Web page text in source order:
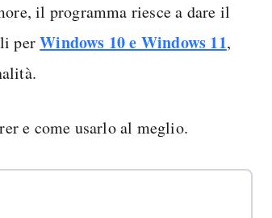
il programma riesce a dare il
perWindows 10 e Windows 11,
e come usarlo al meglio.